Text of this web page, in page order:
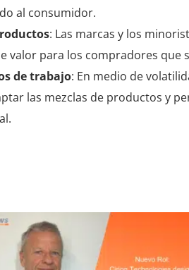
al consumidor.
: Las marcas y los
valor para los compradores que
de trabajo: En medio de
las mezclas de productos y